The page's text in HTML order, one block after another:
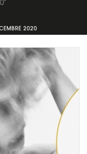
2020